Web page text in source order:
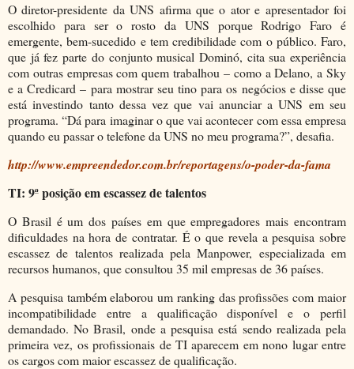
O diretor-presidente da UNS afirma que o ator e apresentador foi
escolhido para ser o rosto da UNS porque Rodrigo Faro é
emergente, bem-sucedido e tem credibilidade com o público. Faro,
que já fez parte do conjunto musical Dominó, cita sua experiência
com outras empresas com quem trabalhou – como a Delano, a Sky
e a Credicard – para mostrar seu tino para os negócios e disse que
está investindo tanto dessa vez que vai anunciar a UNS em seu
programa. “Dá para imaginar o que vai acontecer com essa empresa
quando eu passar o telefone da UNS no meu programa?”, desafia.
http://www.empreendedor.com.br/reportagens/o-poder-da-fama
TI: 9ª posição em escassez de talentos
O Brasil é um dos países em que empregadores mais encontram
dificuldades na hora de contratar. É o que revela a pesquisa sobre
escassez de talentos realizada pela Manpower, especializada em
recursos humanos, que consultou 35 mil empresas de 36 países.
A pesquisa também elaborou um ranking das profissões com maior
incompatibilidade entre a qualificação disponível e o perfil
demandado. No Brasil, onde a pesquisa está sendo realizada pela
primeira vez, os profissionais de TI aparecem em nono lugar entre
os cargos com maior escassez de qualificação.